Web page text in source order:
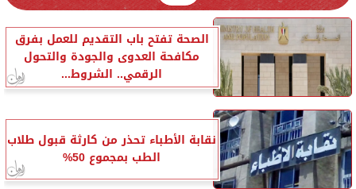
الصحة تفتح باب التقديم للعمل بفرق
مكافحة العدوى والجودة والتحول
الرقمي.. الشروط...
نقابة الأطباء تحذر من كارثة قبول طلاب
الطب بمجموع 50%